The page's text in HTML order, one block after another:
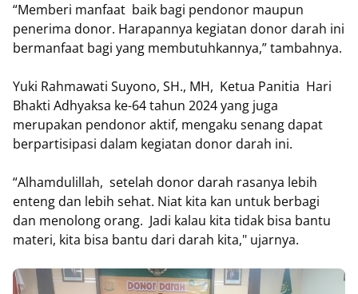
“Memberi manfaat baik bagi pendonor maupun
penerima donor. Harapannya kegiatan donor darah ini
bermanfaat bagi yang membutuhkannya,” tambahnya.
Yuki Rahmawati Suyono, SH., MH, Ketua Panitia Hari
Bhakti Adhyaksa ke-64 tahun 2024 yang juga
merupakan pendonor aktif, mengaku senang dapat
berpartisipasi dalam kegiatan donor darah ini.
“Alhamdulillah, setelah donor darah rasanya lebih
enteng dan lebih sehat. Niat kita kan untuk berbagi
dan menolong orang. Jadi kalau kita tidak bisa bantu
materi, kita bisa bantu dari darah kita," ujarnya.